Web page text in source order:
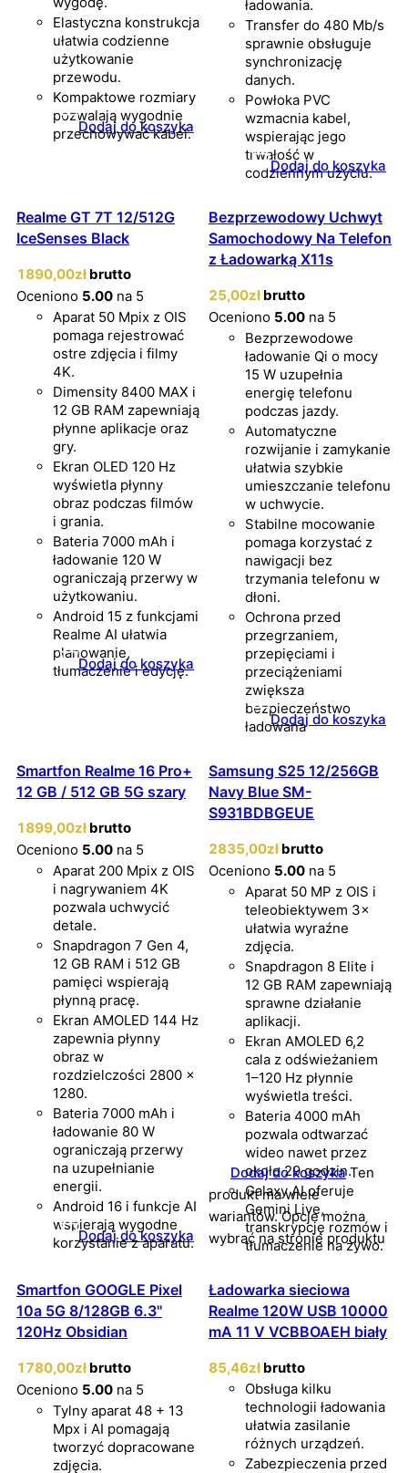
Elastyczna konstrukcja
ułatwia codzienne
użytkowanie
przewodu.
Kompaktowe rozmiary
pozwalają wygodnie
przechowywać kabel.
Dodaj do koszyka
ładowania.
Transfer do 480 Mb/s
sprawnie obsługuje
synchronizację
danych.
Powłoka PVC
wzmacnia kabel,
wspierając jego
trwałość w
codziennym użyciu.
Dodaj do koszyka
Realme GT 7T 12/512G
IceSenses Black
1890,00zł brutto
Oceniono 5.00 na 5
Aparat 50 Mpix z OIS
pomaga rejestrować
ostre zdjęcia i filmy
4K.
Dimensity 8400 MAX i
12 GB RAM zapewniają
płynne aplikacje oraz
gry.
Ekran OLED 120 Hz
wyświetla płynny
obraz podczas filmów
i grania.
Bateria 7000 mAh i
ładowanie 120 W
ograniczają przerwy w
użytkowaniu.
Android 15 z funkcjami
Realme AI ułatwia
planowanie,
tłumaczenie i edycję.
Dodaj do koszyka
Bezprzewodowy Uchwyt
Samochodowy Na Telefon
z Ładowarką X11s
25,00zł brutto
Oceniono 5.00 na 5
Bezprzewodowe
ładowanie Qi o mocy
15 W uzupełnia
energię telefonu
podczas jazdy.
Automatyczne
rozwijanie i zamykanie
ułatwia szybkie
umieszczanie telefonu
w uchwycie.
Stabilne mocowanie
pomaga korzystać z
nawigacji bez
trzymania telefonu w
dłoni.
Ochrona przed
przegrzaniem,
przepięciami i
przeciążeniami
zwiększa
bezpieczeństwo
ładowana
Dodaj do koszyka
Smartfon Realme 16 Pro+
12 GB / 512 GB 5G szary
1899,00zł brutto
Oceniono 5.00 na 5
Aparat 200 Mpix z OIS
i nagrywaniem 4K
pozwala uchwycić
detale.
Snapdragon 7 Gen 4,
12 GB RAM i 512 GB
pamięci wspierają
płynną pracę.
Ekran AMOLED 144 Hz
zapewnia płynny
obraz w
rozdzielczości 2800 ×
1280.
Bateria 7000 mAh i
ładowanie 80 W
ograniczają przerwy
na uzupełnianie
energii.
Android 16 i funkcje AI
wspierają wygodne
korzystanie z aparatu.
Dodaj do koszyka
Samsung S25 12/256GB
Navy Blue SM-
S931BDBGEUE
2835,00zł brutto
Oceniono 5.00 na 5
Aparat 50 MP z OIS i
teleobiektywem 3×
ułatwia wyraźne
zdjęcia.
Snapdragon 8 Elite i
12 GB RAM zapewniają
sprawne działanie
aplikacji.
Ekran AMOLED 6,2
cala z odświeżaniem
1–120 Hz płynnie
wyświetla treści.
Bateria 4000 mAh
pozwala odtwarzać
wideo nawet przez
około 29 godzin.
Galaxy AI oferuje
Gemini Live,
transkrypcję rozmów i
tłumaczenie na żywo.
Dodaj do koszyka Ten
produkt ma wiele
wariantów. Opcje można
wybrać na stronie produktu
Smartfon GOOGLE Pixel
10a 5G 8/128GB 6.3"
120Hz Obsidian
1780,00zł brutto
Oceniono 5.00 na 5
Tylny aparat 48 + 13
Mpx i AI pomagają
tworzyć dopracowane
zdjęcia.
Ładowarka sieciowa
Realme 120W USB 10000
mA 11 V VCBBOAEH biały
85,46zł brutto
Obsługa kilku
technologii ładowania
ułatwia zasilanie
różnych urządzeń.
Zabezpieczenia przed